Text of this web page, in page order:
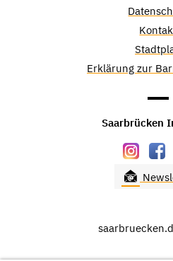
Erklärung zur
Saarbrücken